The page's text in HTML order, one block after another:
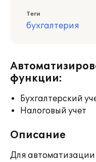
Теги
бухгалтерия
функции:
Бухгалтерский
Налоговый учет
Описание
Для автоматизации